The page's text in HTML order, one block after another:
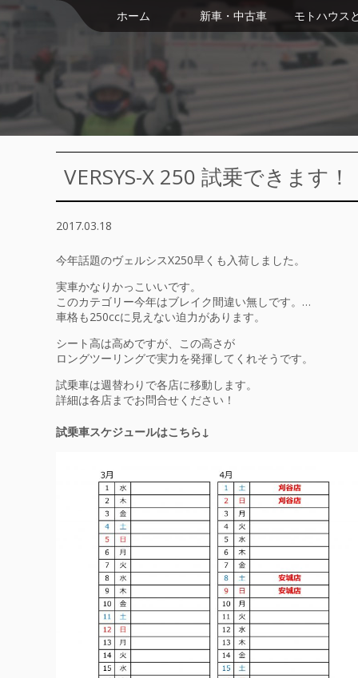
ホーム 新車・中古車 モトハウス
VERSYS-X 250 試乗できます！
2017.03.18
今年話題のヴェルシスX250早くも入荷しました。
実車かなりかっこいいです。
このカテゴリー今年はブレイク間違い無しです。 …
車格も250ccに見えない迫力があります。
シート高は高めですが、この高さが
ロングツーリングで実力を発揮してくれそうです。
試乗車は週替わりで各店に移動します。
詳細は各店までお問合せください！
試乗車スケジュールはこちら↓